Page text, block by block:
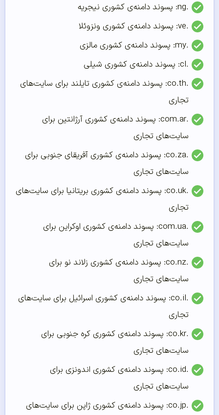
.ng: پسوند دامنه‌ی کشوری نیجریه
.ve: پسوند دامنه‌ی کشوری ونزوئلا
.my: پسوند دامنه‌ی کشوری مالزی
.cl: پسوند دامنه‌ی کشوری شیلی
.co.th: پسوند دامنه‌ی کشوری تایلند برای سایت‌های
تجاری
.com.ar: پسوند دامنه‌ی کشوری آرژانتین برای
سایت‌های تجاری
.co.za: پسوند دامنه‌ی کشوری آفریقای جنوبی برای
سایت‌های تجاری
.co.uk: پسوند دامنه‌ی کشوری بریتانیا برای سایت‌های
تجاری
.com.ua: پسوند دامنه‌ی کشوری اوکراین برای
سایت‌های تجاری
.co.nz: پسوند دامنه‌ی کشوری زلاند نو برای
سایت‌های تجاری
.co.il: پسوند دامنه‌ی کشوری اسرائیل برای سایت‌های
تجاری
.co.kr: پسوند دامنه‌ی کشوری کره جنوبی برای
سایت‌های تجاری
.co.id: پسوند دامنه‌ی کشوری اندونزی برای
سایت‌های تجاری
.co.jp: پسوند دامنه‌ی کشوری ژاپن برای سایت‌های